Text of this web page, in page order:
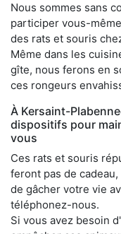
Nous sommes sans
participer vous-
des rats et souris
Même dans les
gîte, nous ferons en
ces rongeurs
À Kersaint-
dispositifs pour
vous
Ces rats et souris
feront pas de
de gâcher votre vie
téléphonez-nous.
Si vous avez besoin